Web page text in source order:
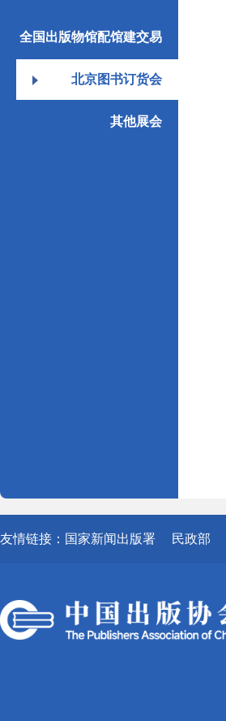
全国出版物馆配馆建交易
会
北京图书订货会
其他展会
友情链接： 国家新闻出版署 民政部